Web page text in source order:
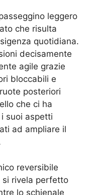
leggero
che risulta
quotidiana.
decisamente
agile grazie
bloccabili e
posteriori
che ci ha
suoi aspetti
ad ampliare il
reversibile
rivela perfetto
lo schienale